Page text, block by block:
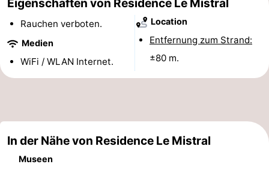
tun
Museen
-
Denkmäler
-
Aussichtspunkte
Attraktionen
Rundfahrten
-
Spielplätze
-
Eigenschaften von Residence Le Mistral
Rauchen verboten.
Medien
WiFi / WLAN Internet.
Location
Entfernung zum Strand:
±80 m.
In der Nähe von Residence Le Mistral
Museen